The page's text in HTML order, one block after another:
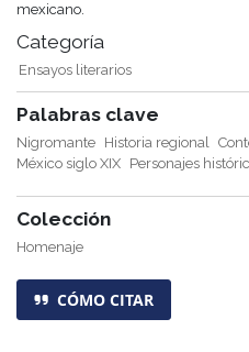
mexicano.
Categoría
Ensayos literarios
Palabras clave
Nigromante Historia regional
México siglo XIX Personajes
Colección
Homenaje
CÓMO CITAR